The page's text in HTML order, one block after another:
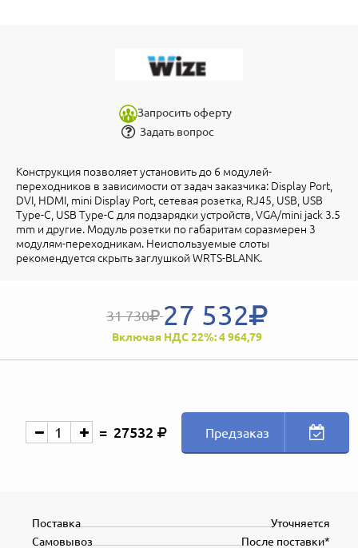
Запросить оферту
Задать вопрос
Конструкция позволяет установить до 6 модулей-
переходников в зависимости от задач заказчика: Display Port,
DVI, HDMI, mini Display Port, сетевая розетка, RJ45, USB, USB
Type-C, USB Type-C для подзарядки устройств, VGA/mini jack 3.5
mm и другие. Модуль розетки по габаритам соразмерен 3
модулям-переходникам. Неиспользуемые слоты
рекомендуется скрыть заглушкой WRTS-BLANK.
31 730 27 532
Включая НДС 22%: 4 964,79
27532 Предзаказ
Уточняется
Поставка
После поставки*
Самовывоз